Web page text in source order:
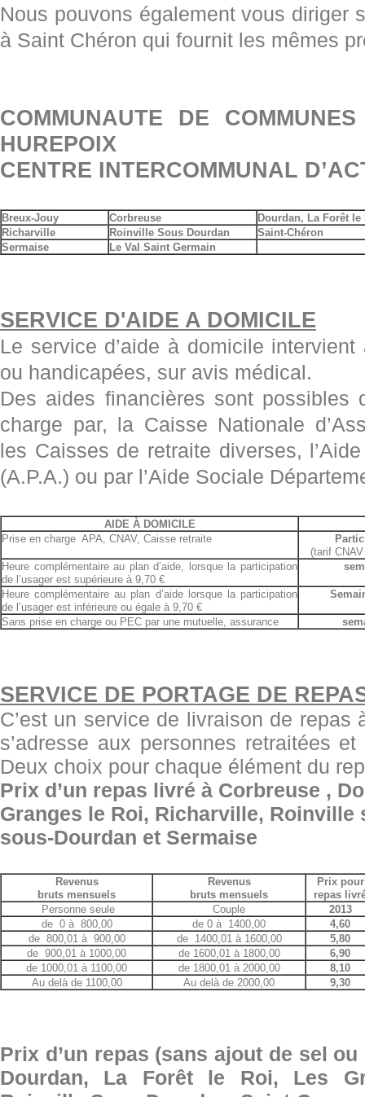
Nous pouvons également vous diriger
à Saint Chéron qui fournit les mêmes
COMMUNAUTE DE
HUREPOIX
CENTRE INTERCOMMUNAL
Breux-Jouy Corbreuse
Dourdan, La Forêt le
Richarville
Roinville Sous Dourdan
Saint-Chéron
Sermaise
Le Val Saint Germain
SERVICE D'AIDE A DOMICILE
Le service d’aide à domicile
ou handicapées, sur avis médical.
Des aides financières sont possibles
charge par, la Caisse Nationale
les Caisses de retraite diverses,
(A.P.A.) ou par l’Aide Sociale
AIDE À DOMICILE
Prise en charge APA, CNAV, Caisse retraite
(tarif
Heure complémentaire au plan d’aide, lorsque la participation
de l’usager est supérieure à 9,70 €
Heure complémentaire au plan d’aide lorsque la participation
de l’usager est inférieure ou égale à 9,70 €
Sans prise en charge ou PEC par une mutuelle, assurance
SERVICE DE PORTAGE DE
C’est un service de livraison de
s’adresse aux personnes retraitées
Deux choix pour chaque élément du
Prix d’un repas livré à Corbreuse ,
Granges le Roi, Richarville, Roinville
sous-Dourdan et Sermaise
Revenus
bruts mensuels
Revenus
bruts mensuels
Prix pour
repas
Personne seule
Couple
2013
de 0 à 800,00
de 0 à 1400,00
4,60
de 800,01 à 900,00
de 1400,01 à 1600,00
5,80
de 900,01 à 1000,00
de 1600,01 à 1800,00
6,90
de 1000,01 à 1100,00
de 1800,01 à 2000,00
8,10
Au delà de 1100,00
Au delà de 2000,00 9,30
Prix d’un repas (sans ajout de sel
Dourdan, La Forêt le Roi, Les